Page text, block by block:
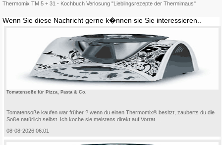
Thermomix TM 5 + 31 - Kochbuch Verlosung "Lieblingsrezepte der Thermimaus"
Wenn Sie diese Nachricht gerne k�nnen sie Sie interessieren..
Tomatensoße für Pizza, Pasta & Co.
Tomatensoße kaufen war früher ? wenn du einen Thermomix® besitzt, zauberts du die
Soße natürlich selbst. Ich koche sie meistens direkt auf Vorrat ...
08-08-2026 06:01